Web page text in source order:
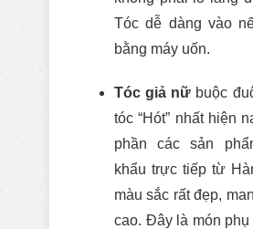
Tóc dễ dàng vào
bằng máy uốn.
Tóc giả nữ buộc
tóc “Hót” nhất hiện
phần các sản
khẩu trực tiếp từ
màu sắc rất đẹp,
cao. Đây là món